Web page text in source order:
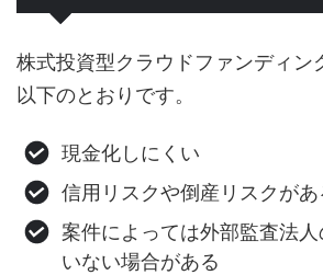
株式投資型クラウドファンディン
以下のとおりです。
現金化しにくい
信用リスクや倒産リスクがあ
案件によっては外部監査法
いない場合がある